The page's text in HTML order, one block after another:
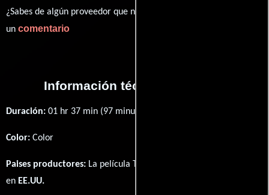
¿Sabes de algún proveedor que no estamos mostrando? déjanos
un comentario
Información técnica y general
Duración: 01 hr 37 min (97 minutos) .
Color: Color
Paises productores: La película The Opposite Sex fué producida
en EE.UU.